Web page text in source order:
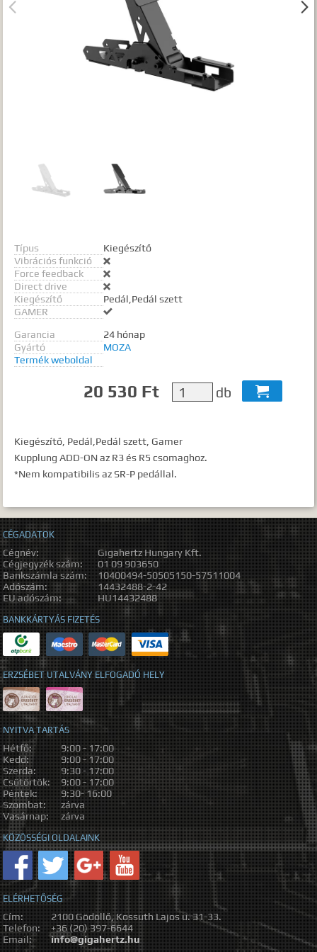
TALÁLATOK
Meg kell adnia legalább egy, minimum 3 betűs szót, vagy valamilyen
Semmiképp ne szerepeljen:
Pontos egyezéshez mindkét esetben használhatja az idézőjeleket:
"szó1 szó2 szó..."
 
Típus
Kiegészítő
Vibrációs funkció

Force feedback 
Direct drive 
Kiegészítő
Pedál,Pedál szett
GAMER

Garancia
24 hónap
Gyártó
MOZA
Termék weboldal
20 530 Ft db 
Kiegészítő, Pedál,Pedál szett, Gamer
Kupplung ADD-ON az R3 és R5 csomaghoz.
*Nem kompatibilis az SR-P pedállal.
CÉGADATOK
Cégnév:
Gigahertz Hungary Kft.
Cégjegyzék szám:
01 09 903650
Bankszámla szám:
10400494-50505150-57511004
Adószám:
14432488-2-42
EU adószám:
HU14432488
BANKKÁRTYÁS FIZETÉS
ERZSÉBET UTALVÁNY ELFOGADÓ HELY
NYITVA TARTÁS
Hétfő:
9:00 - 17:00
Kedd:
9:00 - 17:00
Szerda:
9:30 - 17:00
Csütörtök:
9:00 - 17:00
Péntek:
9:30- 16:00
Szombat:
zárva
Vasárnap:
zárva
KÖZÖSSÉGI OLDALAINK
ELÉRHETŐSÉG
Cím:
2100 Gödöllő, Kossuth Lajos u. 31-33.
Telefon:
+36 (20) 397-6644
Email:
info@gigahertz.hu